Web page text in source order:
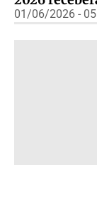
01/06/2026 -